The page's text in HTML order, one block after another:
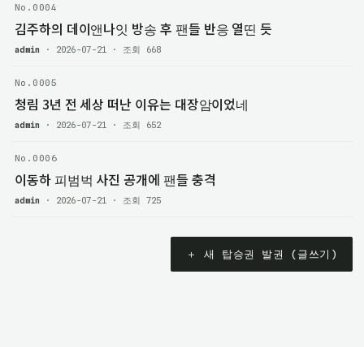
No.0004
김주하의 데이앤나잇 방송 후 팬들 반응 열띤 듯
admin · 2026-07-21 · 조회 668
No.0005
청림 3년 전 세상 떠난 이유는 대장암이었네
admin · 2026-07-21 · 조회 652
No.0006
이동하 피범벅 사진 공개에 팬들 충격
admin · 2026-07-21 · 조회 725
＋ 새 탑승권 발권 (글쓰기)